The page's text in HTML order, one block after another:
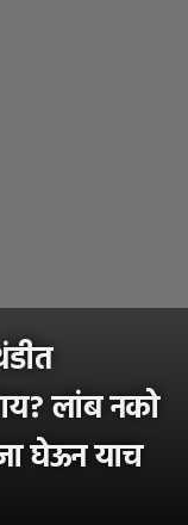
लांब नको
घेऊन याच